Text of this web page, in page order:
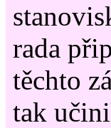
rada
těchto
tak